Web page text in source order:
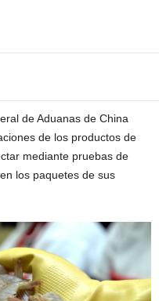
de Aduanas de China
de los productos de
mediante pruebas de
los paquetes de sus